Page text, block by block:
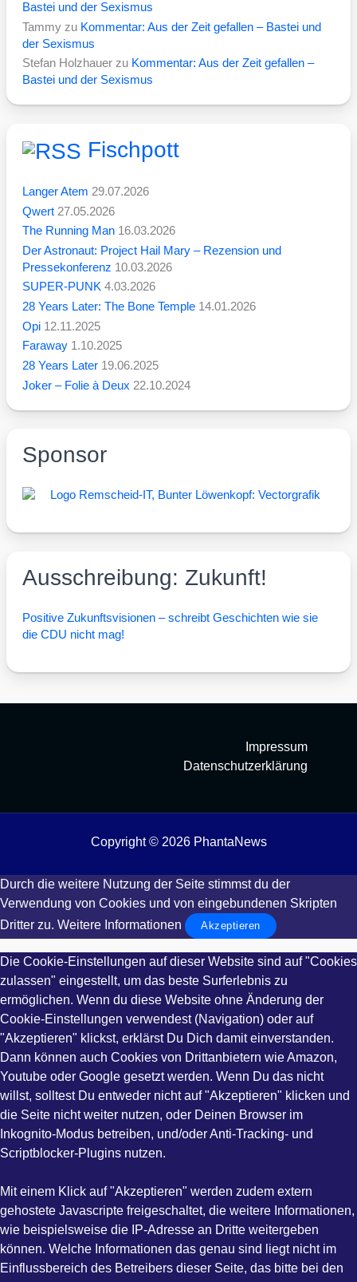
Bastei und der Sexismus
Tammy zu Kommentar: Aus der Zeit gefallen – Bastei und
der Sexismus
Stefan Holzhauer zu Kommentar: Aus der Zeit gefallen –
Bastei und der Sexismus
Fischpott
Langer Atem 29.07.2026
Qwert 27.05.2026
The Running Man 16.03.2026
Der Astronaut: Project Hail Mary – Rezension und
Pressekonferenz 10.03.2026
SUPER-PUNK 4.03.2026
28 Years Later: The Bone Temple 14.01.2026
Opi 12.11.2025
Faraway 1.10.2025
28 Years Later 19.06.2025
Joker – Folie à Deux 22.10.2024
Sponsor
Ausschreibung: Zukunft!
Posi­ti­ve Zukunfts­vi­sio­nen – schreibt Geschich­ten wie sie
die CDU nicht mag!
Impressum
Datenschutzerklärung
Copyright © 2026 PhantaNews
Durch die weitere Nutzung der Seite stimmst du der
Verwendung von Cookies und von eingebundenen Skripten
Dritter zu. Weitere Informationen Akzeptieren
Die Cookie-Einstellungen auf dieser Website sind auf "Cookies
zulassen" eingestellt, um das beste Surferlebnis zu
ermöglichen. Wenn du diese Website ohne Änderung der
Cookie-Einstellungen verwendest (Navigation) oder auf
"Akzeptieren" klickst, erklärst Du Dich damit einverstanden.
Dann können auch Cookies von Drittanbietern wie Amazon,
Youtube oder Google gesetzt werden. Wenn Du das nicht
willst, solltest Du entweder nicht auf "Akzeptieren" klicken und
die Seite nicht weiter nutzen, oder Deinen Browser im
Inkognito-Modus betreiben, und/oder Anti-Tracking- und
Scriptblocker-Plugins nutzen.
Mit einem Klick auf "Akzeptieren" werden zudem extern
gehostete Javascripte freigeschaltet, die weitere Informationen,
wie beispielsweise die IP-Adresse an Dritte weitergeben
können. Welche Informationen das genau sind liegt nicht im
Einflussbereich des Betreibers dieser Seite, das bitte bei den